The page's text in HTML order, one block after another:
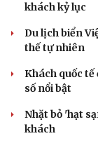
khách kỷ lục
Du lịch biển
thế tự nhiên
Khách quốc
số nổi bật
Nhặt bỏ 'hạt
khách